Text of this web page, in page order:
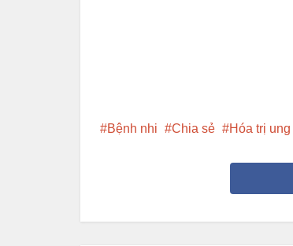
Bệnh nhi Chia sẻ Hóa trị